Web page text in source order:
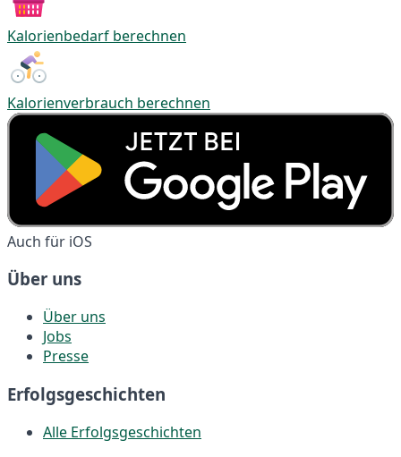
Kalorienbedarf berechnen
Kalorienverbrauch berechnen
Auch für iOS
Über uns
Über uns
Jobs
Presse
Erfolgsgeschichten
Alle Erfolgsgeschichten